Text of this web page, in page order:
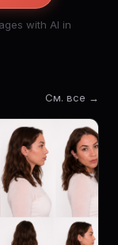
with AI in
См. все →